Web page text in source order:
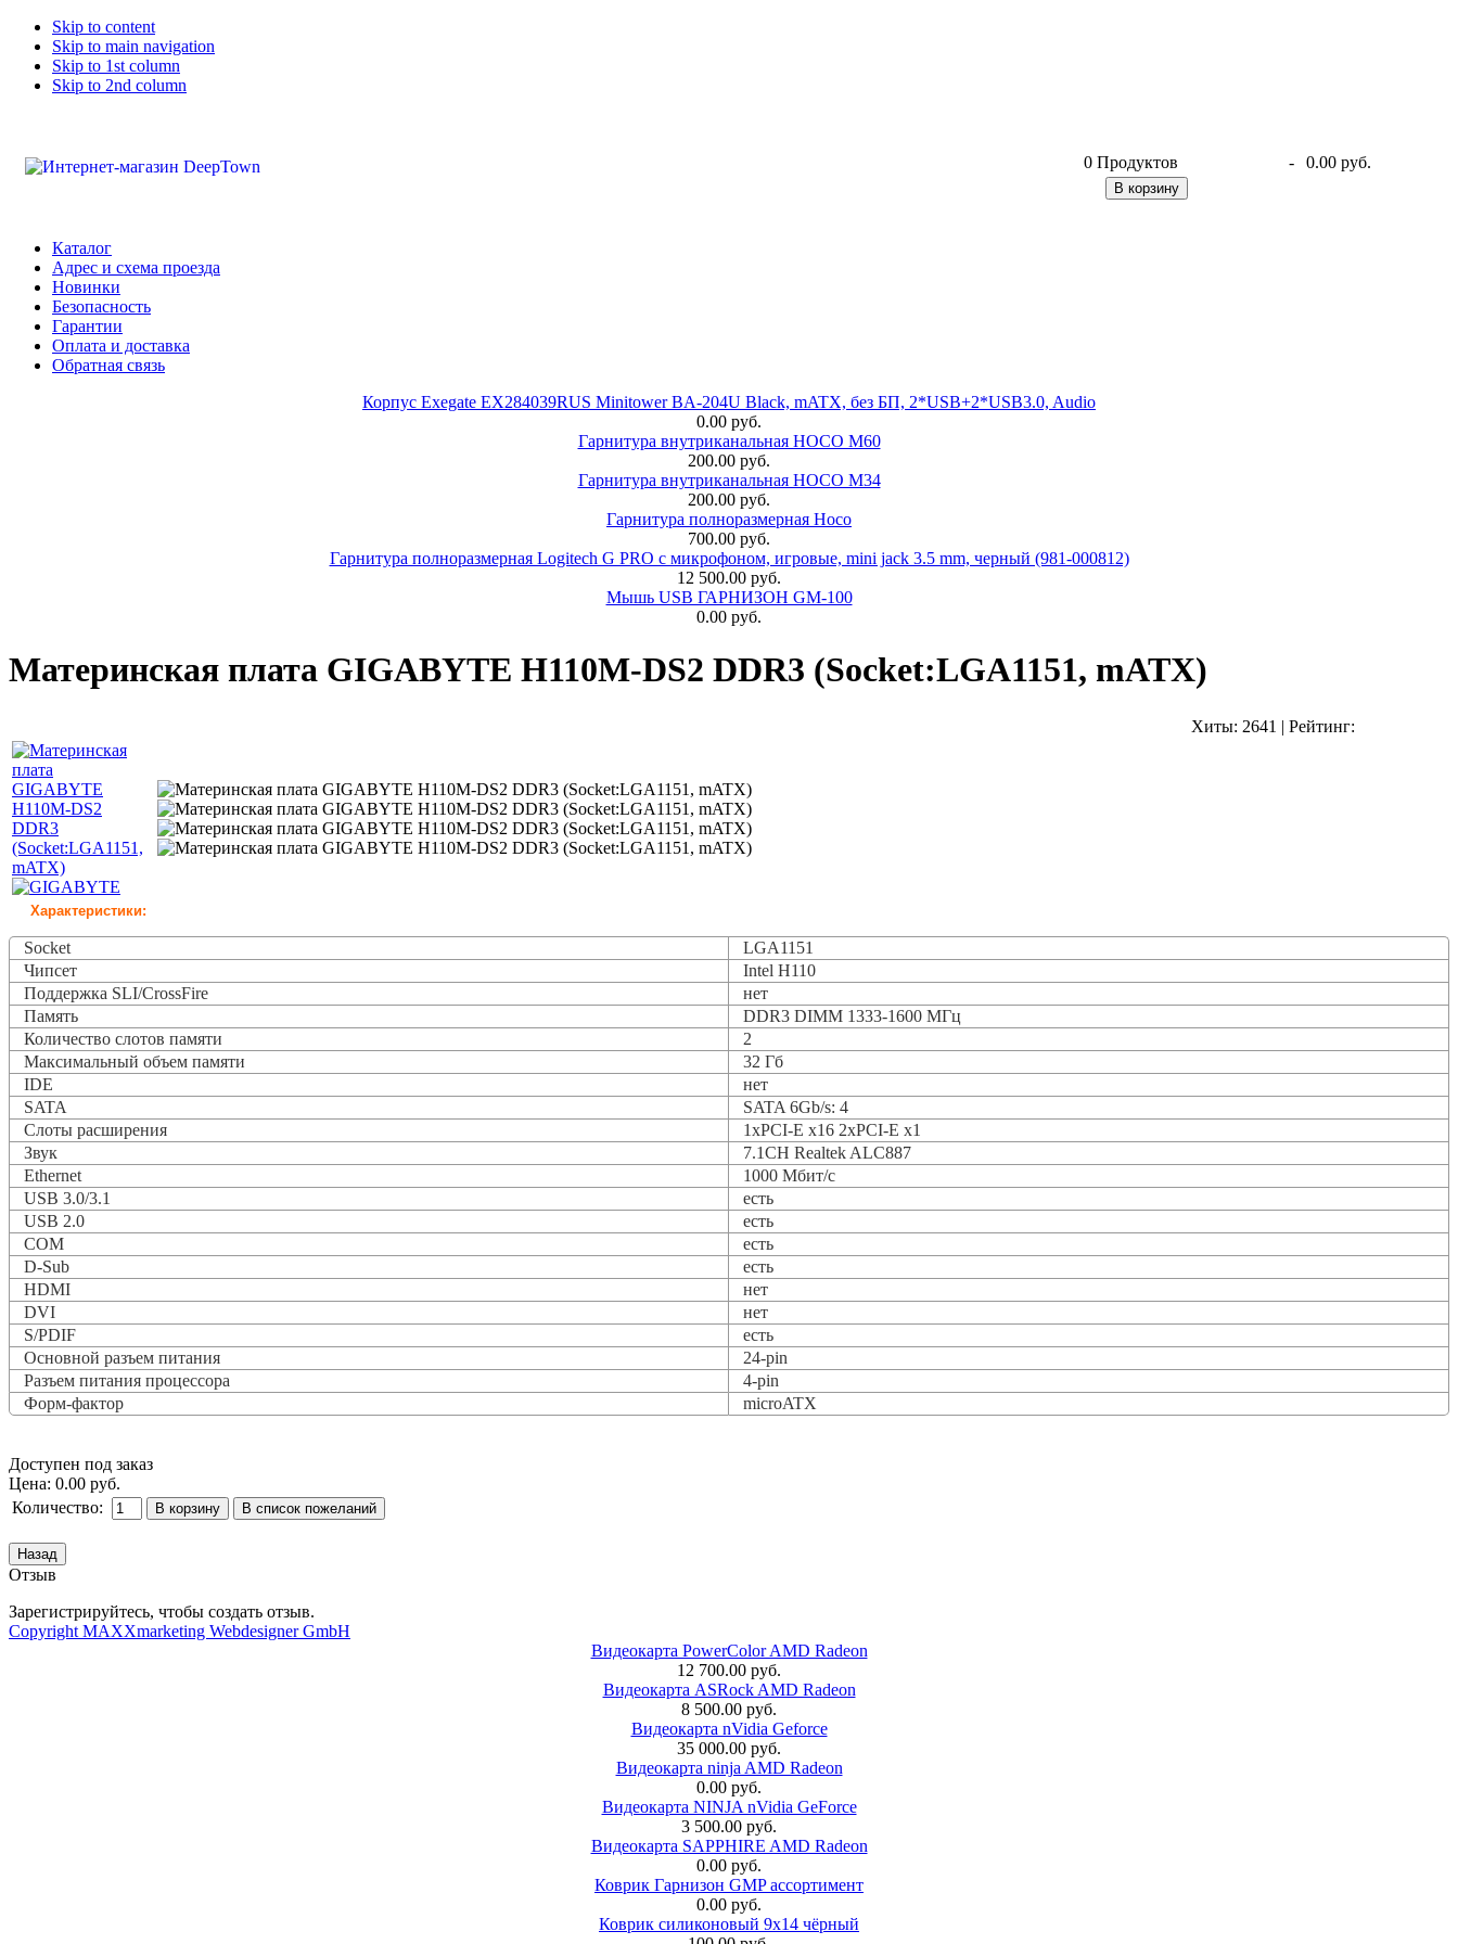
Skip to content
Skip to main navigation
Skip to 1st column
Skip to 2nd column
0 Продуктов - 0.00 руб.
В корзину
Каталог
Адрес и схема проезда
Новинки
Безопасность
Гарантии
Оплата и доставка
Обратная связь
Корпус Exegate EX284039RUS Minitower BA-204U Black, mATX, без БП, 2*USB+2*USB3.0, Audio
0.00 руб.
Гарнитура внутриканальная HOCO M60
200.00 руб.
Гарнитура внутриканальная HOCO M34
200.00 руб.
Гарнитура полноразмерная Hoco
700.00 руб.
Гарнитура полноразмерная Logitech G PRO с микрофоном, игровые, mini jack 3.5 mm, черный (981-000812)
12 500.00 руб.
Мышь USB ГАРНИЗОН GM-100
0.00 руб.
Материнская плата GIGABYTE H110M-DS2 DDR3 (Socket:LGA1151, mATX)
Хиты: 2641 | Рейтинг:
Характеристики:
Socket
LGA1151
Чипсет
Intel H110
Поддержка SLI/CrossFire
нет
Память
DDR3 DIMM 1333-1600 МГц
Количество слотов памяти
2
Максимальный объем памяти
32 Гб
IDE
нет
SATA
SATA 6Gb/s: 4
Слоты расширения
1xPCI-E x16 2xPCI-E x1
Звук
7.1CH Realtek ALC887
Ethernet
1000 Мбит/с
USB 3.0/3.1
есть
USB 2.0
есть
COM
есть
D-Sub
есть
HDMI
нет
DVI
нет
S/PDIF
есть
Основной разъем питания
24-pin
Разъем питания процессора
4-pin
Форм-фактор
microATX
Доступен под заказ
Цена: 0.00 руб.
Количество:
Отзыв
Зарегистрируйтесь, чтобы создать отзыв.
Copyright MAXXmarketing Webdesigner GmbH
Видеокарта PowerColor AMD Radeon
12 700.00 руб.
Видеокарта ASRock AMD Radeon
8 500.00 руб.
Видеокарта nVidia Geforce
35 000.00 руб.
Видеокарта ninja AMD Radeon
0.00 руб.
Видеокарта NINJA nVidia GeForce
3 500.00 руб.
Видеокарта SAPPHIRE AMD Radeon
0.00 руб.
Коврик Гарнизон GMP ассортимент
0.00 руб.
Коврик силиконовый 9х14 чёрный